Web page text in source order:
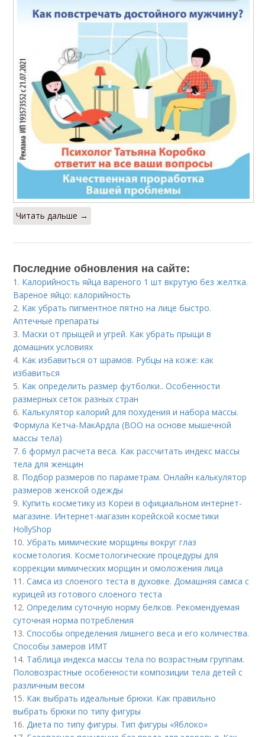
Читать дальше →
Последние обновления на сайте:
1. Калорийность яйца вареного 1 шт вкрутую без желтка.
Вареное яйцо: калорийность
2. Как убрать пигментное пятно на лице быстро.
Аптечные препараты
3. Маски от прыщей и угрей. Как убрать прыщи в
домашних условиях
4. Как избавиться от шрамов. Рубцы на коже: как
избавиться
5. Как определить размер футболки.. Особенности
размерных сеток разных стран
6. Калькулятор калорий для похудения и набора массы.
Формула Кетча-МакАрдла (ВОО на основе мышечной
массы тела)
7.6 формул расчета веса. Как рассчитать индекс массы
тела для женщин
8. Подбор размеров по параметрам. Онлайн калькулятор
размеров женской одежды
9. Купить косметику из Кореи в официальном интернет-
магазине. Интернет-магазин корейской косметики
HollyShop
10.Убрать мимические морщины вокруг глаз
косметология. Косметологические процедуры для
коррекции мимических морщин и омоложения лица
11.Самса из слоеного теста в духовке. Домашняя самса с
курицей из готового слоеного теста
12.Определим суточную норму белков. Рекомендуемая
суточная норма потребления
13.Способы определения лишнего веса и его количества.
Способы замеров ИМТ
14. Таблица индекса массы тела по возрастным группам.
Половозрастные особенности композиции тела детей с
различным весом
15. Как выбрать идеальные брюки. Как правильно
выбрать брюки по типу фигуры
16.Диета по типу фигуры. Тип фигуры «Яблоко»